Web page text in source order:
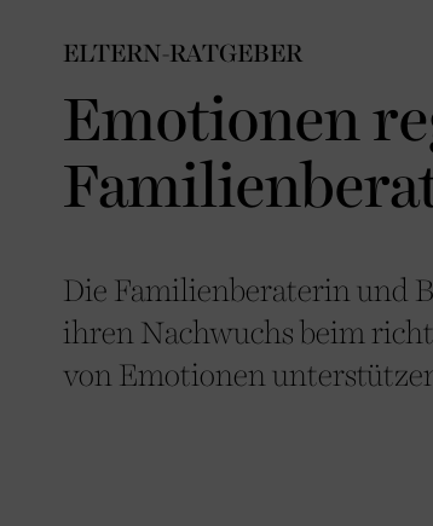
ELTERN-RATGEBER
Emotionen
Die Familienberaterin und
ihren Nachwuchs beim
von Emotionen